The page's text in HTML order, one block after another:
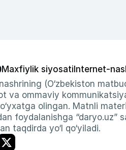
Maxfiylik siyosati Internet-
(O‘zbekiston
va ommaviy
olingan. Matnli
foydalanishga “daryo.uz”
taqdirda yo‘l qo‘yiladi.